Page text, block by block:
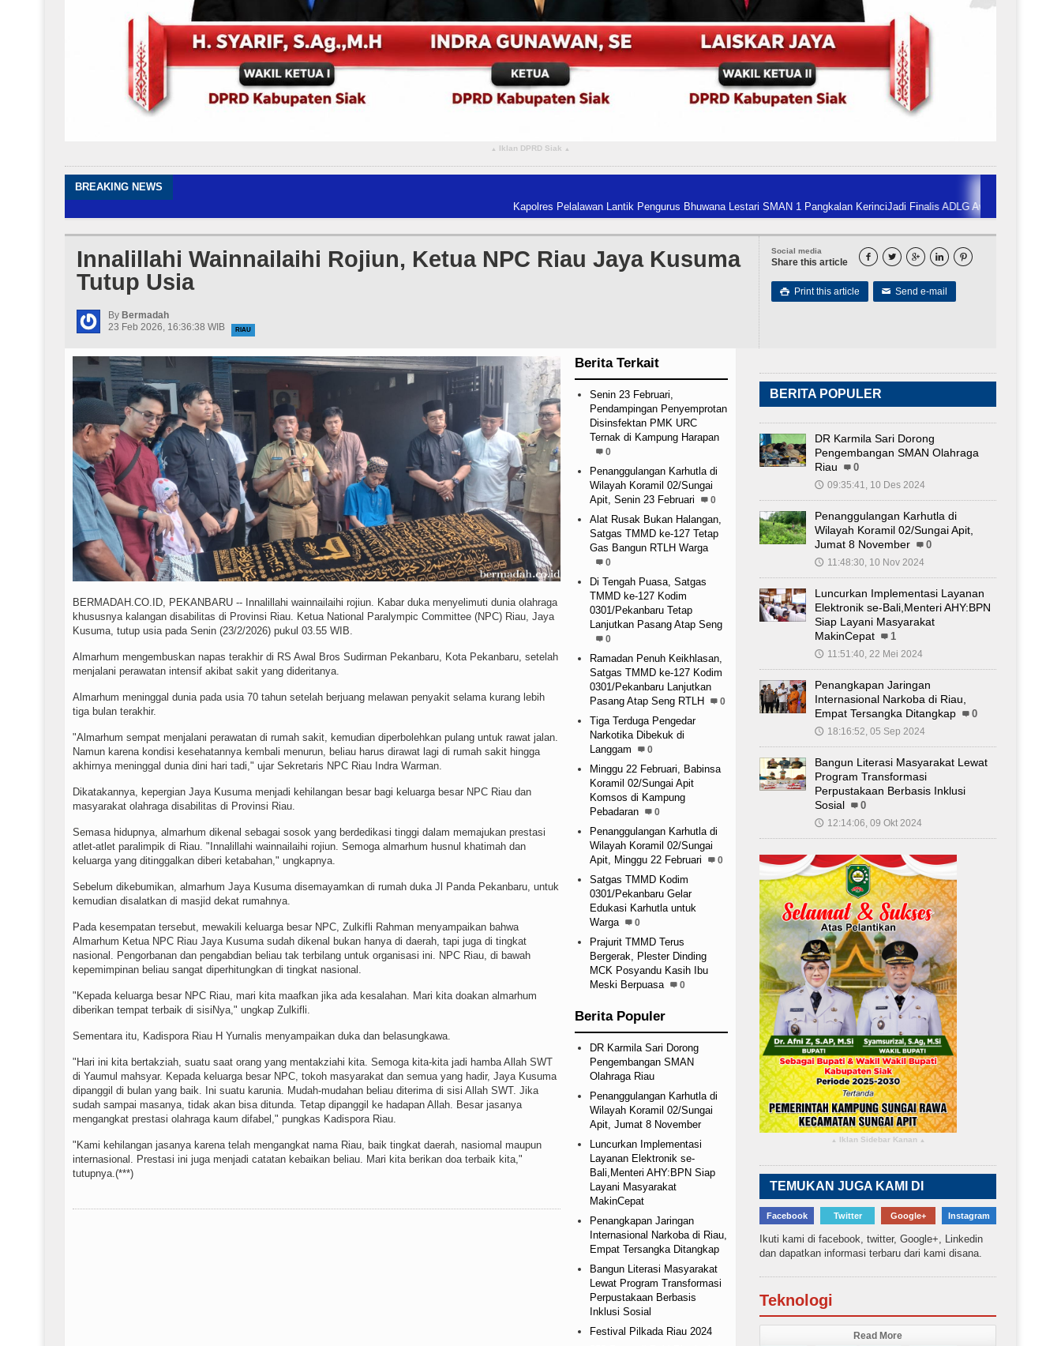
▴ Iklan DPRD Siak ▴
BREAKING NEWS
Kapolres Pelalawan Lantik Pengurus Bhuwana Lestari SMAN 1 Pangkalan KerinciJadi Finalis ADLG Awards, Sekdaprov Riau Paparkan
Social media
Share this article     
 Print this article ✉ Send e-mail
Innalillahi Wainnailaihi Rojiun, Ketua NPC Riau Jaya Kusuma
Tutup Usia
By Bermadah
23 Feb 2026, 16:36:38 WIB
RIAU
BERMADAH.CO.ID, PEKANBARU -- Innalillahi wainnailaihi rojiun. Kabar duka menyelimuti dunia olahraga
khususnya kalangan disabilitas di Provinsi Riau. Ketua National Paralympic Committee (NPC) Riau, Jaya
Kusuma, tutup usia pada Senin (23/2/2026) pukul 03.55 WIB.
Almarhum mengembuskan napas terakhir di RS Awal Bros Sudirman Pekanbaru, Kota Pekanbaru, setelah
menjalani perawatan intensif akibat sakit yang dideritanya.
Almarhum meninggal dunia pada usia 70 tahun setelah berjuang melawan penyakit selama kurang lebih
tiga bulan terakhir.
"Almarhum sempat menjalani perawatan di rumah sakit, kemudian diperbolehkan pulang untuk rawat jalan.
Namun karena kondisi kesehatannya kembali menurun, beliau harus dirawat lagi di rumah sakit hingga
akhirnya meninggal dunia dini hari tadi," ujar Sekretaris NPC Riau Indra Warman.
Dikatakannya, kepergian Jaya Kusuma menjadi kehilangan besar bagi keluarga besar NPC Riau dan
masyarakat olahraga disabilitas di Provinsi Riau.
Semasa hidupnya, almarhum dikenal sebagai sosok yang berdedikasi tinggi dalam memajukan prestasi
atlet-atlet paralimpik di Riau. "Innalillahi wainnailaihi rojiun. Semoga almarhum husnul khatimah dan
keluarga yang ditinggalkan diberi ketabahan," ungkapnya.
Sebelum dikebumikan, almarhum Jaya Kusuma disemayamkan di rumah duka Jl Panda Pekanbaru, untuk
kemudian disalatkan di masjid dekat rumahnya.
Pada kesempatan tersebut, mewakili keluarga besar NPC, Zulkifli Rahman menyampaikan bahwa
Almarhum Ketua NPC Riau Jaya Kusuma sudah dikenal bukan hanya di daerah, tapi juga di tingkat
nasional. Pengorbanan dan pengabdian beliau tak terbilang untuk organisasi ini. NPC Riau, di bawah
kepemimpinan beliau sangat diperhitungkan di tingkat nasional.
"Kepada keluarga besar NPC Riau, mari kita maafkan jika ada kesalahan. Mari kita doakan almarhum
diberikan tempat terbaik di sisiNya," ungkap Zulkifli.
Sementara itu, Kadispora Riau H Yurnalis menyampaikan duka dan belasungkawa.
"Hari ini kita bertakziah, suatu saat orang yang mentakziahi kita. Semoga kita-kita jadi hamba Allah SWT
di Yaumul mahsyar. Kepada keluarga besar NPC, tokoh masyarakat dan semua yang hadir, Jaya Kusuma
dipanggil di bulan yang baik. Ini suatu karunia. Mudah-mudahan beliau diterima di sisi Allah SWT. Jika
sudah sampai masanya, tidak akan bisa ditunda. Tetap dipanggil ke hadapan Allah. Besar jasanya
mengangkat prestasi olahraga kaum difabel," pungkas Kadispora Riau.
"Kami kehilangan jasanya karena telah mengangkat nama Riau, baik tingkat daerah, nasiomal maupun
internasional. Prestasi ini juga menjadi catatan kebaikan beliau. Mari kita berikan doa terbaik kita,"
tutupnya.(***)
Berita Terkait
Senin 23 Februari,
Pendampingan Penyemprotan
Disinsfektan PMK URC
Ternak di Kampung Harapan
0
Penanggulangan Karhutla di
Wilayah Koramil 02/Sungai
Apit, Senin 23 Februari
0
Alat Rusak Bukan Halangan,
Satgas TMMD ke-127 Tetap
Gas Bangun RTLH Warga
0
Di Tengah Puasa, Satgas
TMMD ke-127 Kodim
0301/Pekanbaru Tetap
Lanjutkan Pasang Atap Seng
0
Ramadan Penuh Keikhlasan,
Satgas TMMD ke-127 Kodim
0301/Pekanbaru Lanjutkan
Pasang Atap Seng RTLH
0
Tiga Terduga Pengedar
Narkotika Dibekuk di
Langgam
0
Minggu 22 Februari, Babinsa
Koramil 02/Sungai Apit
Komsos di Kampung
Pebadaran
0
Penanggulangan Karhutla di
Wilayah Koramil 02/Sungai
Apit, Minggu 22 Februari
0
Satgas TMMD Kodim
0301/Pekanbaru Gelar
Edukasi Karhutla untuk
Warga
0
Prajurit TMMD Terus
Bergerak, Plester Dinding
MCK Posyandu Kasih Ibu
Meski Berpuasa
0
Berita Populer
DR Karmila Sari Dorong
Pengembangan SMAN
Olahraga Riau
Penanggulangan Karhutla di
Wilayah Koramil 02/Sungai
Apit, Jumat 8 November
Luncurkan Implementasi
Layanan Elektronik se-
Bali,Menteri AHY:BPN Siap
Layani Masyarakat
MakinCepat
Penangkapan Jaringan
Internasional Narkoba di Riau,
Empat Tersangka Ditangkap
Bangun Literasi Masyarakat
Lewat Program Transformasi
Perpustakaan Berbasis
Inklusi Sosial
Festival Pilkada Riau 2024
BERITA POPULER
DR Karmila Sari Dorong
Pengembangan SMAN Olahraga
Riau
0
🕔 09:35:41, 10 Des 2024
Penanggulangan Karhutla di
Wilayah Koramil 02/Sungai Apit,
Jumat 8 November
0
🕔 11:48:30, 10 Nov 2024
Luncurkan Implementasi Layanan
Elektronik se-Bali,Menteri AHY:BPN
Siap Layani Masyarakat
MakinCepat
1
🕔 11:51:40, 22 Mei 2024
Penangkapan Jaringan
Internasional Narkoba di Riau,
Empat Tersangka Ditangkap
0
🕔 18:16:52, 05 Sep 2024
Bangun Literasi Masyarakat Lewat
Program Transformasi
Perpustakaan Berbasis Inklusi
Sosial
0
🕔 12:14:06, 09 Okt 2024
▴ Iklan Sidebar Kanan ▴
TEMUKAN JUGA KAMI DI
Facebook Twitter Google+ Instagram
Ikuti kami di facebook, twitter, Google+, Linkedin
dan dapatkan informasi terbaru dari kami disana.
Teknologi
Read More